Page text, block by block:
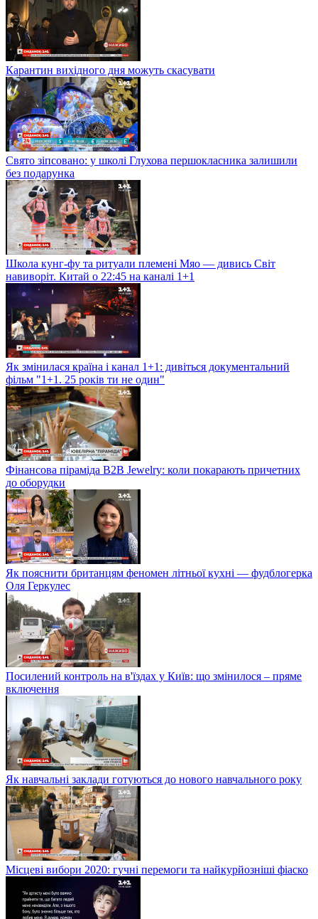
Карантин вихідного дня можуть скасувати
Свято зіпсовано: у школі Глухова першокласника залишили
без подарунка
Школа кунг-фу та ритуали племені Мяо — дивись Світ
навиворіт. Китай о 22:45 на каналі 1+1
Як змінилася країна і канал 1+1: дивіться документальний
фільм "1+1. 25 років ти не один"
Фінансова піраміда B2B Jewelry: коли покарають причетних
до оборудки
Як пояснити британцям феномен літньої кухні — фудблогерка
Оля Геркулес
Посилений контроль на в'їздах у Київ: що змінилося – пряме
включення
Як навчальні заклади готуються до нового навчального року
Місцеві вибори 2020: гучні перемоги та найкурйозніші фіаско